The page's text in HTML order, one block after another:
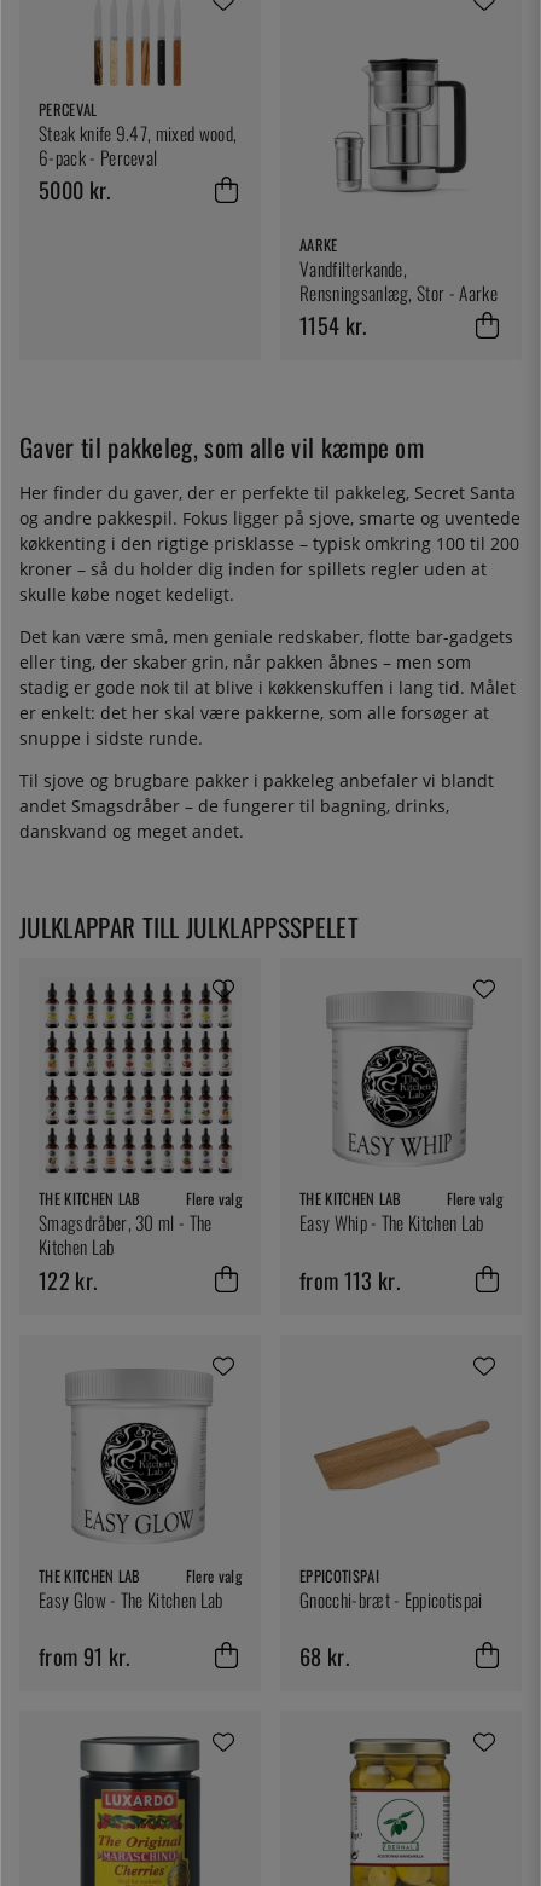
PERCEVAL
Steak knife 9.47, mixed wood,
6-pack - Perceval
5000 kr.
AARKE
Vandfilterkande,
Rensningsanlæg, Stor - Aarke
1154 kr.
Gaver til pakkeleg, som alle vil kæmpe om
Her finder du gaver, der er perfekte til pakkeleg, Secret Santa
og andre pakkespil. Fokus ligger på sjove, smarte og uventede
køkkenting i den rigtige prisklasse – typisk omkring 100 til 200
kroner – så du holder dig inden for spillets regler uden at
skulle købe noget kedeligt.
Det kan være små, men geniale redskaber, flotte bar-gadgets
eller ting, der skaber grin, når pakken åbnes – men som
stadig er gode nok til at blive i køkkenskuffen i lang tid. Målet
er enkelt: det her skal være pakkerne, som alle forsøger at
snuppe i sidste runde.
Til sjove og brugbare pakker i pakkeleg anbefaler vi blandt
andet Smagsdråber – de fungerer til bagning, drinks,
danskvand og meget andet.
JULKLAPPAR TILL JULKLAPPSSPELET
THE KITCHEN LAB Flere valg
Smagsdråber, 30 ml - The
Kitchen Lab
122 kr.
THE KITCHEN LAB Flere valg
Easy Whip - The Kitchen Lab
from 113 kr.
THE KITCHEN LAB Flere valg
Easy Glow - The Kitchen Lab
from 91 kr.
EPPICOTISPAI
Gnocchi-bræt - Eppicotispai
68 kr.